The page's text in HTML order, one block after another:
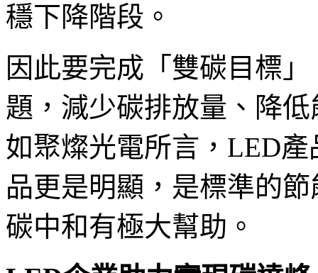
穩下降階段。
因此要完成「雙碳目標
題，減少碳排放量、降
如聚燦光電所言，LED
品更是明顯，是標準的
碳中和有極大幫助。